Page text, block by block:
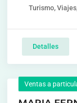
Turismo,
Detalles
Ventas a